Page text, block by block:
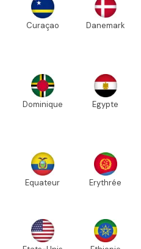
Curaçao Danemark
Dominique Egypte
Equateur Erythrée